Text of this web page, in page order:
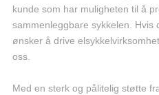
kunde som har muligheten til å
sammenleggbare sykkelen. Hvis
ønsker å drive
oss.
Med en sterk og pålitelig støtte